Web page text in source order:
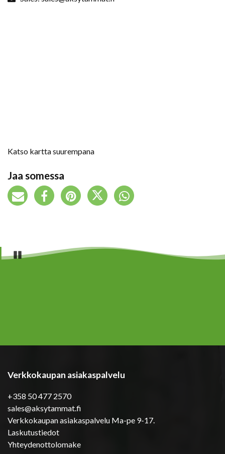
Katso kartta suurempana
Jaa somessa
Pause
Verkkokaupan asiakaspalvelu
+358 50 477 2570
sales@aksytammat.fi
Verkkokaupan asiakaspalvelu Ma-pe 9-17.
Laskutustiedot
Yhteydenottolomake